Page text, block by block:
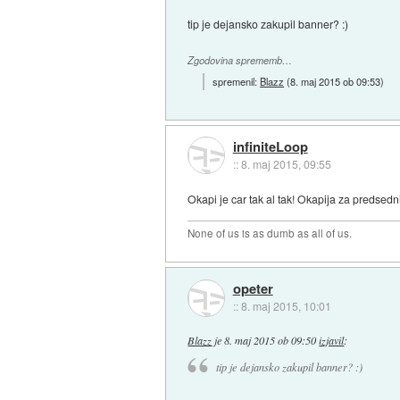
tip je dejansko zakupil banner? :)
Zgodovina sprememb…
spremenil:Blazz (8. maj 2015 ob 09:53)
infiniteLoop
::8. maj 2015, 09:55
Okapi je car tak al tak! Okapija za
None of us is as dumb as all of us.
opeter
::8. maj 2015, 10:01
Blazz je8. maj 2015 ob 09:50 izjavil:
tip je dejansko zakupil banner? :)